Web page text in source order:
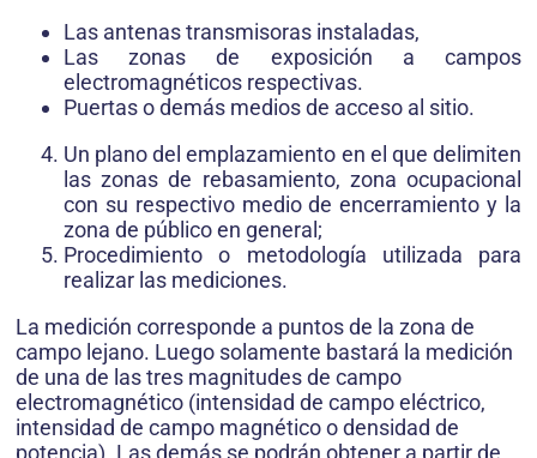
Las antenas transmisoras instaladas,
Las zonas de exposición a campos
electromagnéticos respectivas.
Puertas o demás medios de acceso al sitio.
Un plano del emplazamiento en el que delimiten
las zonas de rebasamiento, zona ocupacional
con su respectivo medio de encerramiento y la
zona de público en general;
Procedimiento o metodología utilizada para
realizar las mediciones.
La medición corresponde a puntos de la zona de
campo lejano. Luego solamente bastará la medición
de una de las tres magnitudes de campo
electromagnético (intensidad de campo eléctrico,
intensidad de campo magnético o densidad de